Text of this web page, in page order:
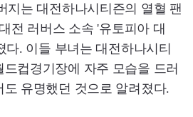
지는 대전하나시티즌의 열혈 팬
전 러버스 소속 '유토피아 대
다. 이들 부녀는 대전하나시티
컵경기장에 자주 모습을 드러
유명했던 것으로 알려졌다.